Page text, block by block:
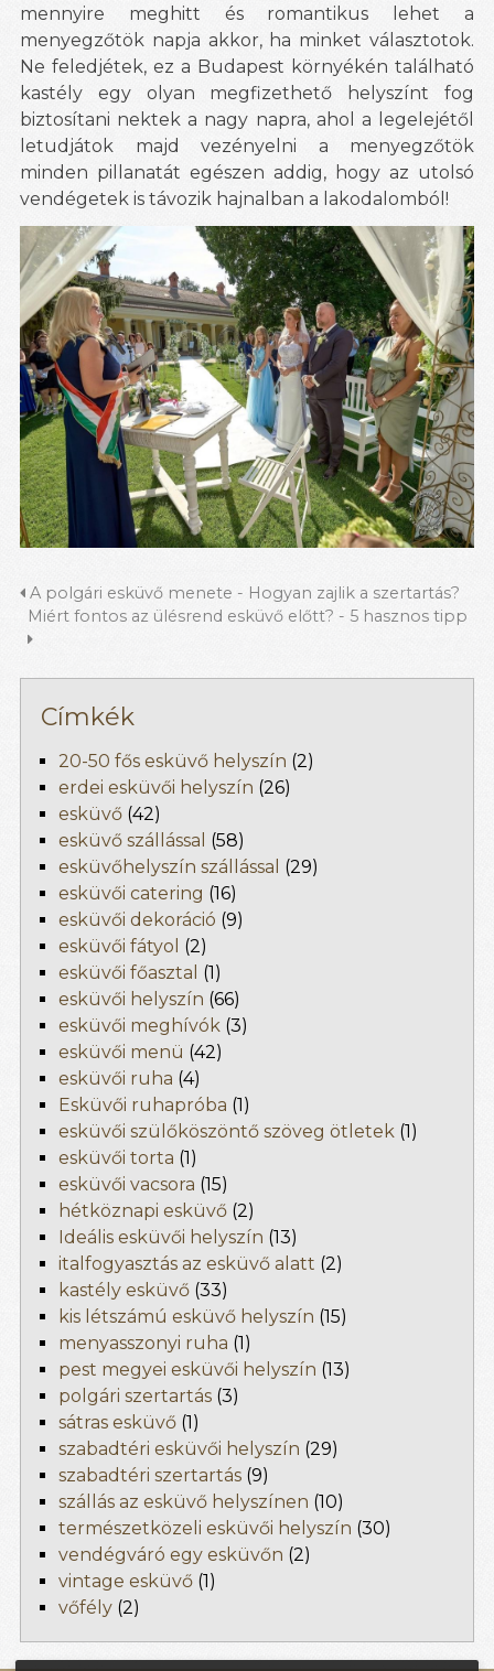
mennyire meghitt és romantikus lehet a
menyegzőtök napja akkor, ha minket választotok.
Ne feledjétek, ez a Budapest környékén található
kastély egy olyan megfizethető helyszínt fog
biztosítani nektek a nagy napra, ahol a legelejétől
letudjátok majd vezényelni a menyegzőtök
minden pillanatát egészen addig, hogy az utolsó
vendégetek is távozik hajnalban a lakodalomból!
A polgári esküvő menete - Hogyan zajlik a szertartás?
Miért fontos az ülésrend esküvő előtt? - 5 hasznos tipp
Címkék
20-50 fős esküvő helyszín (2)
erdei esküvői helyszín (26)
esküvő (42)
esküvő szállással (58)
esküvőhelyszín szállással (29)
esküvői catering (16)
esküvői dekoráció (9)
esküvői fátyol (2)
esküvői főasztal (1)
esküvői helyszín (66)
esküvői meghívók (3)
esküvői menü (42)
esküvői ruha (4)
Esküvői ruhapróba (1)
esküvői szülőköszöntő szöveg ötletek (1)
esküvői torta (1)
esküvői vacsora (15)
hétköznapi esküvő (2)
Ideális esküvői helyszín (13)
italfogyasztás az esküvő alatt (2)
kastély esküvő (33)
kis létszámú esküvő helyszín (15)
menyasszonyi ruha (1)
pest megyei esküvői helyszín (13)
polgári szertartás (3)
sátras esküvő (1)
szabadtéri esküvői helyszín (29)
szabadtéri szertartás (9)
szállás az esküvő helyszínen (10)
természetközeli esküvői helyszín (30)
vendégváró egy esküvőn (2)
vintage esküvő (1)
vőfély (2)